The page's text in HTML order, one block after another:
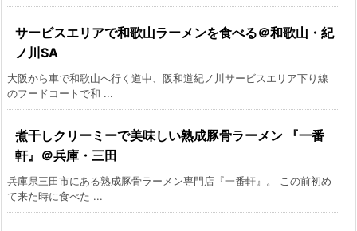
サービスエリアで和歌山ラーメンを食べる＠和歌山・紀
ノ川SA
大阪から車で和歌山へ行く道中、阪和道紀ノ川サービスエリア下り線
のフードコートで和 ...
煮干しクリーミーで美味しい熟成豚骨ラーメン 『一番
軒』＠兵庫・三田
兵庫県三田市にある熟成豚骨ラーメン専門店『一番軒』。 この前初め
て来た時に食べた ...